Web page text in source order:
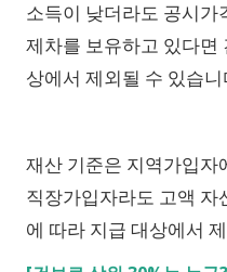
소득이 낮더라도 공시가
제차를 보유하고 있다면
상에서 제외될 수 있습니
재산 기준은 지역가입자
직장가입자라도 고액 자
에 따라 지급 대상에서